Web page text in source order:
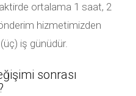
ortalama 1 saat, 2
hizmetimizden
(üç) iş günüdür.
sonrası